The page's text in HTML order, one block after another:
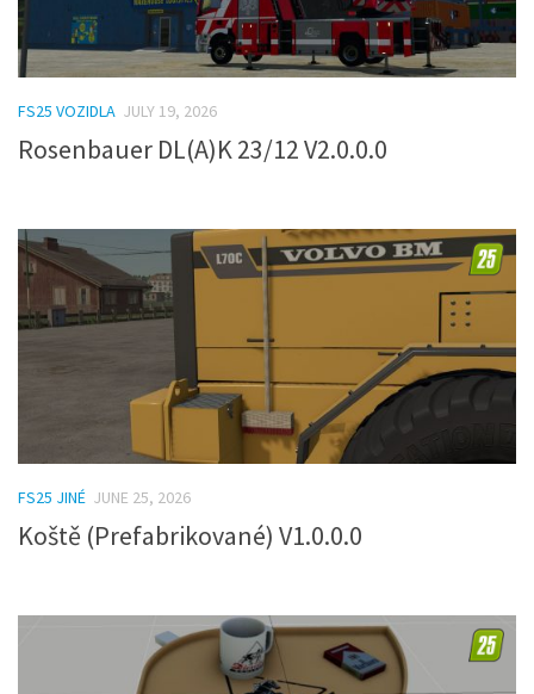
FS25 VOZIDLA JULY 19, 2026
Rosenbauer DL(A)K 23/12 V2.0.0.0
FS25 JINÉ JUNE 25, 2026
Koště (Prefabrikované) V1.0.0.0